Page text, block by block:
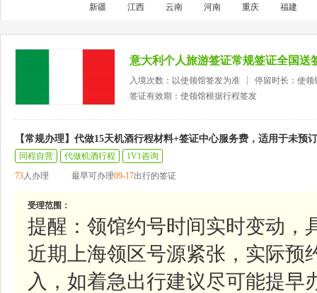
新疆
江西 云南 河南 重庆 福建
意大利个人旅游签证常规签证全国送
入境次数：以使领馆签发为准
停留时长：使领
签证有效期：使领馆根据行程签发
【常规办理】代做15天机酒行程材料+签证中心服务费，适用于未预
同程自营 代做机酒行程
1V1咨询
73人办理 最早可办理09-17出行的签证
受理范围：
提醒：领馆约号时间实时变动，
近期上海领区号源紧张，实际预
入，如着急出行建议尽可能提